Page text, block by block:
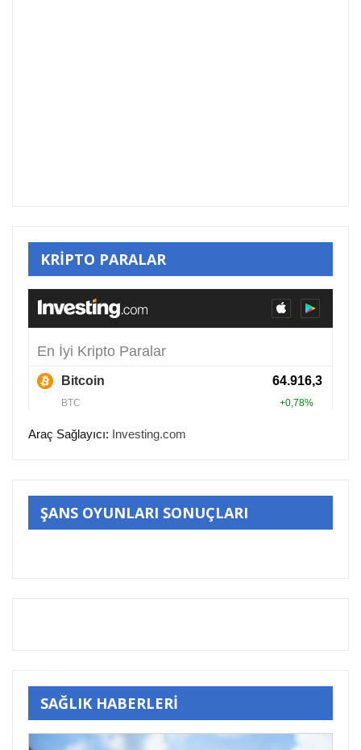
KRİPTO PARALAR
Araç Sağlayıcı: Investing.com
ŞANS OYUNLARI SONUÇLARI
SAĞLIK HABERLERİ